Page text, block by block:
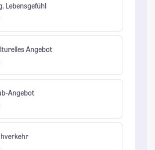
Lebensgefühl
Angebot
Angebot